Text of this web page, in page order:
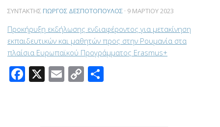
ΣΥΝΤΆΚΤΗΣ ΓΙΏΡΓΟΣ ΔΕΣΠΟΤΌΠΟΥΛΟΣ · 9 ΜΑΡΤΊΟΥ 2023
Προκήρυξη εκδήλωσης ενδιαφέροντος για μετακίνηση
εκπαιδευτικών και μαθητών προς στην Ρουμανία στα
πλαίσια Ευρωπαϊκού Προγράμματος Erasmus+
Facebook
X Email
Copy